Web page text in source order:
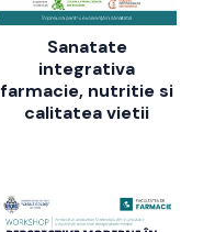
Sanatate
integrativa
farmacie, nutritie si
calitatea vietii